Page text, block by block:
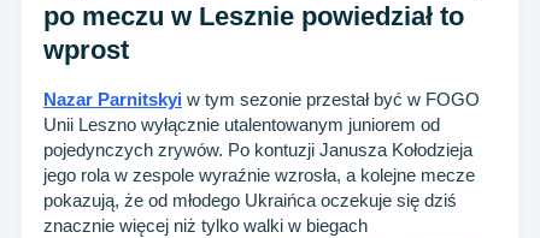
po meczu w Lesznie powiedział to
wprost
Nazar Parnitskyi w tym sezonie przestał być w FOGO
Unii Leszno wyłącznie utalentowanym juniorem od
pojedynczych zrywów. Po kontuzji Janusza Kołodzieja
jego rola w zespole wyraźnie wzrosła, a kolejne mecze
pokazują, że od młodego Ukraińca oczekuje się dziś
znacznie więcej niż tylko walki w biegach